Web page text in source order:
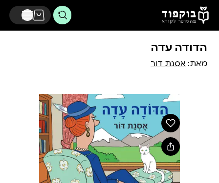
דלג לתוכן הראשי
הדודה עדה
מאת: אסנת דור